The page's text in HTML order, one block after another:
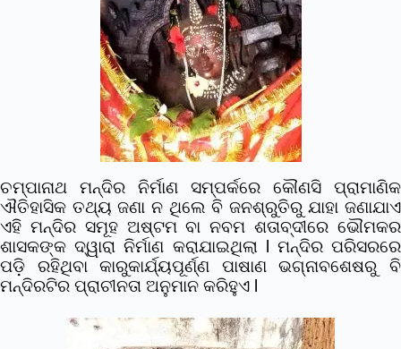
ଚମ୍ପାନାଥ ମନ୍ଦିର ନିର୍ମାଣ ସମ୍ପର୍କରେ କୌଣସି ପ୍ରାମାଣିକ
ଐତିହାସିକ ତଥ୍ୟ ଜଣା ନ ଥିଲେ ବି ଜନଶ୍ରୁତିରୁ ଯାହା ଜଣାଯାଏ
ଏହି ମନ୍ଦିର ସମୂହ ଅଷ୍ଟମ ବା ନବମ ଶତାବ୍ଦୀରେ ଭୌମକର
ଶାସକଙ୍କ ଦ୍ୱାରା ନିର୍ମାଣ କରାଯାଇଥିଲା l ମନ୍ଦିର ପରିସରରେ
ପଡ଼ି ରହିଥିବା କାରୁକାର୍ଯ୍ୟପୂର୍ଣ୍ଣ ପାଷାଣ ଭଗ୍ନାବଶେଷରୁ ବି
ମନ୍ଦିରଟିର ପ୍ରାଚୀନତା ଅନୁମାନ କରିହୁଏ l